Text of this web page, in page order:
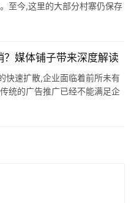
至今,这里的大部分村寨仍保存
媒体铺子带来深度解读
快速扩散,企业面临着前所未有
统的广告推广已经不能满足企